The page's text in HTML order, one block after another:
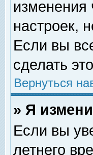
изменения
настроек,
Если вы
сделать
Вернуться
» Я
Если вы
летнего